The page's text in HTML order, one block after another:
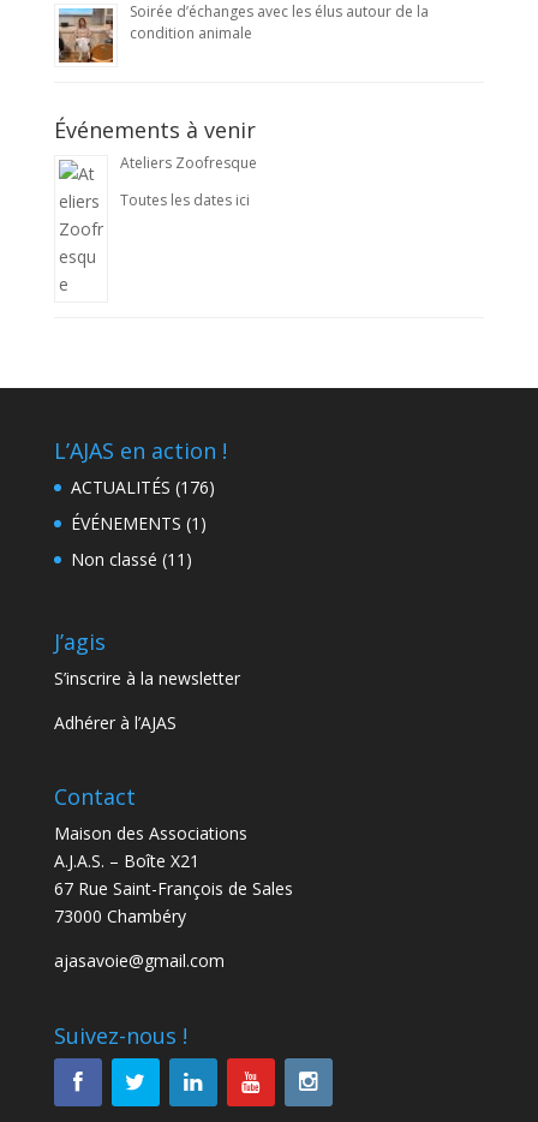
Soirée d’échanges avec les élus autour de la
condition animale
Événements à venir
Ateliers Zoofresque
Toutes les dates ici
L’AJAS en action !
ACTUALITÉS (176)
ÉVÉNEMENTS (1)
Non classé (11)
J’agis
S’inscrire à la newsletter
Adhérer à l’AJAS
Contact
Maison des Associations
A.J.A.S. – Boîte X21
67 Rue Saint-François de Sales
73000 Chambéry
ajasavoie@gmail.com
Suivez-nous !